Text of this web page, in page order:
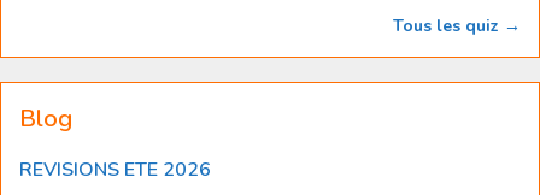
Tous les quiz →
Blog
REVISIONS ETE 2026